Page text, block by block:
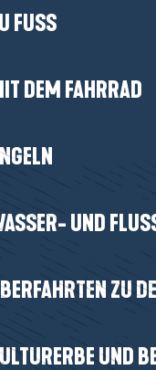
FUSS
DEM FAHRRAD
UND
ZU
UND
Barre-de-Monts